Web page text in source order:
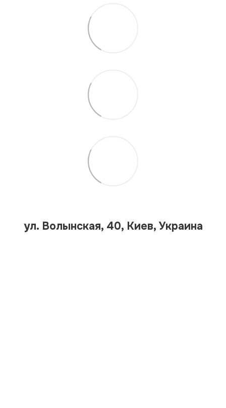
ул. Волынская, 40, Киев, Украина